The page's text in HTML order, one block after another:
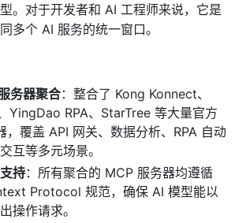
。对于开发者和 AI 工程师来说，它是
多个 AI 服务的统一窗口。
务器聚合：整合了 Kong Konnect、
YingDao RPA、StarTree 等大量官方
，覆盖 API 网关、数据分析、RPA 自动
互等多元场景。
持：所有聚合的 MCP 服务器均遵循
Protocol 规范，确保 AI 模型能以
操作请求。